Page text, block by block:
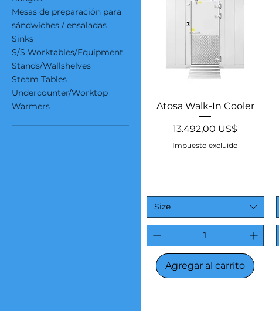
Mesas de preparación para
sándwiches / ensaladas
Sinks
S/S Worktables/Equipment
Stands/Wallshelves
Steam Tables
Undercounter/Worktop
Warmers
Vista rápida
Atosa Walk-In Cooler
Precio
13.492,00 US$
Impuesto excluido
Size
Agregar al carrito